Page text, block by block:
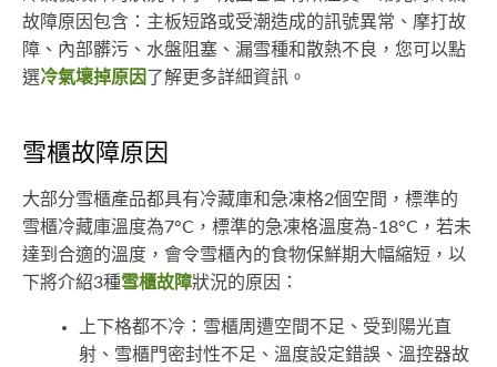
故障原因包含：主板短路或受潮造成的訊號異常、摩打故
障、內部髒污、水盤阻塞、漏雪種和散熱不良，您可以點
選冷氣壞掉原因 了解更多詳細資訊。
雪櫃故障原因
大部分雪櫃產品都具有冷藏庫和急凍格2個空間，標準的
雪櫃冷藏庫溫度為7°C，標準的急凍格溫度為-18°C，若未
達到合適的溫度，會令雪櫃內的食物保鮮期大幅縮短，以
下將介紹3種雪櫃故障狀況的原因：
上下格都不冷：雪櫃周遭空間不足、受到陽光直
射、雪櫃門密封性不足、溫度設定錯誤、溫控器故